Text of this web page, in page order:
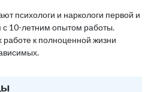
психологи и наркологи первой и
10-летним опытом работы.
к полноценной жизни